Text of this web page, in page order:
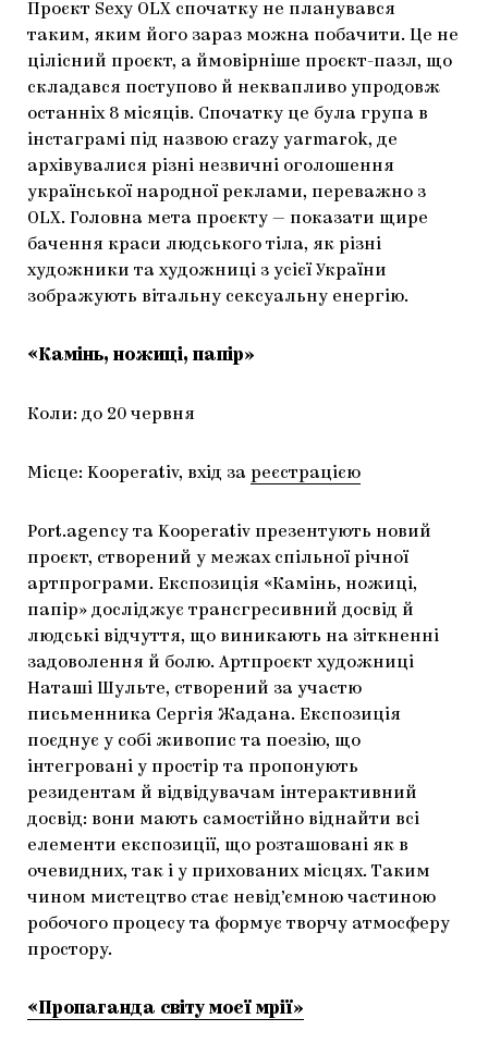
Проєкт Sexy OLX спочатку не планувався
таким, яким його зараз можна побачити. Це не
цілісний проєкт, а ймовірніше проєкт-пазл, що
складався поступово й неквапливо упродовж
останніх 8 місяців. Спочатку це була група в
інстаграмі під назвою crazy yarmarok, де
архівувалися різні незвичні оголошення
української народної реклами, переважно з
OLX. Головна мета проєкту — показати щире
бачення краси людського тіла, як різні
художники та художниці з усієї України
зображують вітальну сексуальну енергію.
«Камінь, ножиці, папір»
Коли: до 20 червня
Місце: Kooperativ, вхід за реєстрацією
Port.agency та Kooperativ презентують новий
проєкт, створений у межах спільної річної
артпрограми. Експозиція «Камінь, ножиці,
папір» досліджує трансгресивний досвід й
людські відчуття, що виникають на зіткненні
задоволення й болю. Артпроєкт художниці
Наташі Шульте, створений за участю
письменника Сергія Жадана. Експозиція
поєднує у собі живопис та поезію, що
інтегровані у простір та пропонують
резидентам й відвідувачам інтерактивний
досвід: вони мають самостійно віднайти всі
елементи експозиції, що розташовані як в
очевидних, так і у прихованих місцях. Таким
чином мистецтво стає невід’ємною частиною
робочого процесу та формує творчу атмосферу
простору.
«Пропаганда світу моєї мрії»